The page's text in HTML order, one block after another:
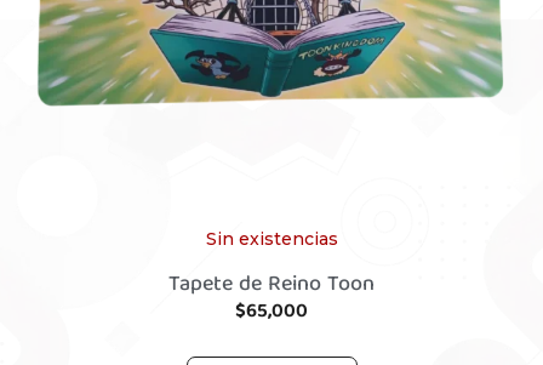
Sin existencias
Tapete de Reino Toon
$65,000